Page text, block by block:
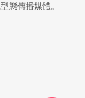
態傳播媒體。